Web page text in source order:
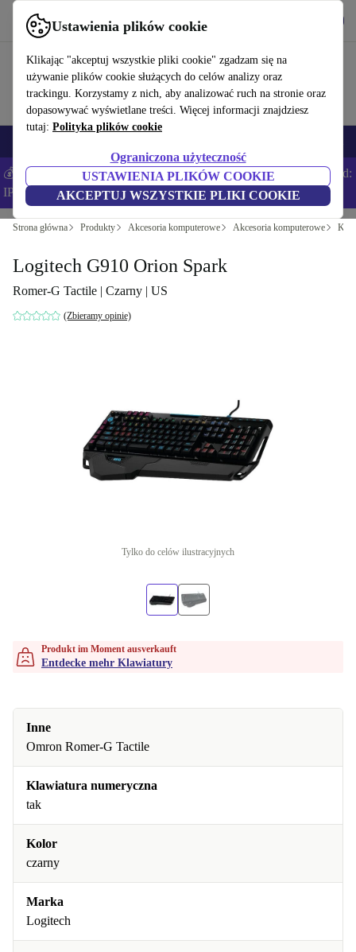
Ustawienia plików cookie
Klikając "akceptuj wszystkie pliki cookie" zgadzam się na
używanie plików cookie służących do celów analizy oraz
trackingu. Korzystamy z nich, aby analizować ruch na stronie oraz
dopasowywać wyświetlane treści. Więcej informacji znajdziesz
tutaj: Polityka plików cookie
Ograniczona użyteczność
USTAWIENIA PLIKÓW COOKIE
AKCEPTUJ WSZYSTKIE PLIKI COOKIE
Korzystaj z refurbed szybko i łatwo
💰Zaoszczędź DODATKOWE 5% na wszystkich iPhone’ach – Kod:
IPHONEDEAL –Regulamin
Strona główna Produkty Akcesoria komputerowe Akcesoria komputerowe
Logitech G910 Orion Spark
Romer-G Tactile | Czarny | US
(Zbieramy opinie)
Tylko do celów ilustracyjnych
Produkt im Moment ausverkauft
Entdecke mehr Klawiatury
Inne
Omron Romer-G Tactile
Klawiatura numeryczna
tak
Kolor
czarny
Marka
Logitech